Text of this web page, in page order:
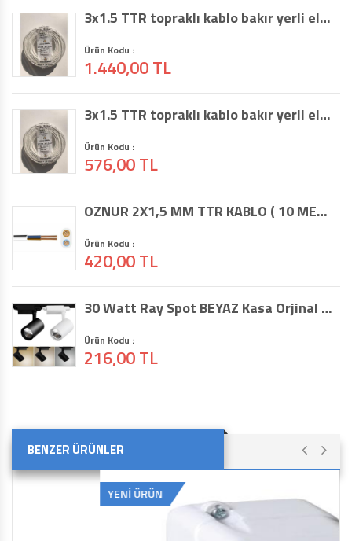
3x1.5 TTR topraklı kablo bakır yerli elektrik kablosu 25 metre KALİTELİ KABLO
Ürün Kodu :
1.440,00 TL
3x1.5 TTR topraklı kablo bakır yerli elektrik kablosu 10 metre KALİTELİ KABLO
Ürün Kodu :
576,00 TL
ÖZNUR 2X1,5 MM TTR KABLO ( 10 METRE )
Ürün Kodu :
420,00 TL
30 Watt Ray Spot BEYAZ Kasa Orjinal 30 Wattır. Yüksek Işık Orjinal Watt
Ürün Kodu :
216,00 TL
BENZER ÜRÜNLER